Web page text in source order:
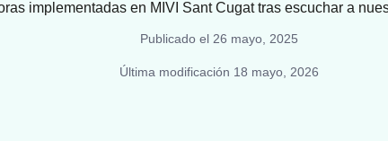
Publicado el 26 mayo, 2025
Última modificación 18 mayo, 2026